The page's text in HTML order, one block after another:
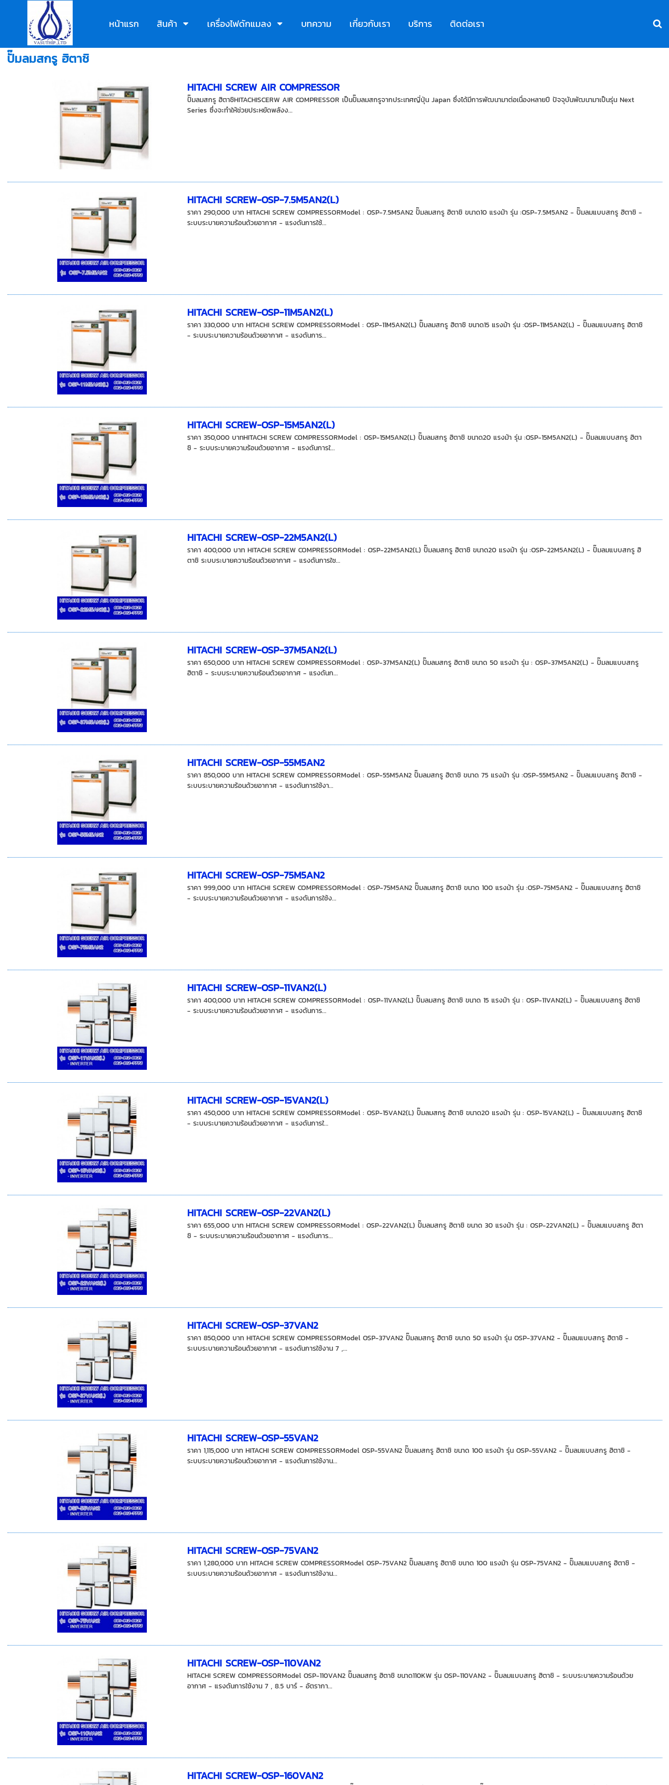
หน้าแรก สินค้า เครื่องไฟดักแมลง บทความ เกี่ยวกับเรา บริการ ติดต่อเรา
ปั๊มลมสกรู ฮิตาชิ
HITACHI SCREW AIR COMPRESSOR
ปั๊มลมสกรู ฮิตาชิHITACHISCERW AIR COMPRESSOR เป็นปั๊มลมสกรูจากประเทศญี่ปุ่น Japan ซึ่งได้มีการพัฒนามาต่อเนื่องหลายปี ปัจจุบันพัฒนามาเป็นรุ่น Next
Series ซึ่งจะทำให้ช่วยประหยัดพลังง...
HITACHI SCREW-OSP-7.5M5AN2(L)
ราคา 290,000 บาท HITACHI SCREW COMPRESSORModel : OSP-7.5M5AN2 ปั๊มลมสกรู ฮิตาชิ ขนาด10 แรงม้า รุ่น :OSP-7.5M5AN2 - ปั๊มลมแบบสกรู ฮิตาชิ -
ระบบระบายความร้อนด้วยอากาศ - แรงดันการใช้...
HITACHI SCREW-OSP-11M5AN2(L)
ราคา 330,000 บาท HITACHI SCREW COMPRESSORModel : OSP-11M5AN2(L) ปั๊มลมสกรู ฮิตาชิ ขนาด15 แรงม้า รุ่น :OSP-11M5AN2(L) - ปั๊มลมแบบสกรู ฮิตาชิ
- ระบบระบายความร้อนด้วยอากาศ - แรงดันการ...
HITACHI SCREW-OSP-15M5AN2(L)
ราคา 350,000 บาทHITACHI SCREW COMPRESSORModel : OSP-15M5AN2(L) ปั๊มลมสกรู ฮิตาชิ ขนาด20 แรงม้า รุ่น :OSP-15M5AN2(L) - ปั๊มลมแบบสกรู ฮิตา
ชิ - ระบบระบายความร้อนด้วยอากาศ - แรงดันการใ...
HITACHI SCREW-OSP-22M5AN2(L)
ราคา 400,000 บาท HITACHI SCREW COMPRESSORModel : OSP-22M5AN2(L) ปั๊มลมสกรู ฮิตาชิ ขนาด20 แรงม้า รุ่น :OSP-22M5AN2(L) - ปั๊มลมแบบสกรู ฮิ
ตาชิ ระบบระบายความร้อนด้วยอากาศ - แรงดันการใช...
HITACHI SCREW-OSP-37M5AN2(L)
ราคา 650,000 บาท HITACHI SCREW COMPRESSORModel : OSP-37M5AN2(L) ปั๊มลมสกรู ฮิตาชิ ขนาด 50 แรงม้า รุ่น : OSP-37M5AN2(L) - ปั๊มลมแบบสกรู
ฮิตาชิ - ระบบระบายความร้อนด้วยอากาศ - แรงดันก...
HITACHI SCREW-OSP-55M5AN2
ราคา 850,000 บาท HITACHI SCREW COMPRESSORModel : OSP-55M5AN2 ปั๊มลมสกรู ฮิตาชิ ขนาด 75 แรงม้า รุ่น :OSP-55M5AN2 - ปั๊มลมแบบสกรู ฮิตาชิ -
ระบบระบายความร้อนด้วยอากาศ - แรงดันการใช้งา...
HITACHI SCREW-OSP-75M5AN2
ราคา 999,000 บาท HITACHI SCREW COMPRESSORModel : OSP-75M5AN2 ปั๊มลมสกรู ฮิตาชิ ขนาด 100 แรงม้า รุ่น :OSP-75M5AN2 - ปั๊มลมแบบสกรู ฮิตาชิ
- ระบบระบายความร้อนด้วยอากาศ - แรงดันการใช้ง...
HITACHI SCREW-OSP-11VAN2(L)
ราคา 400,000 บาท HITACHI SCREW COMPRESSORModel : OSP-11VAN2(L) ปั๊มลมสกรู ฮิตาชิ ขนาด 15 แรงม้า รุ่น : OSP-11VAN2(L) - ปั๊มลมแบบสกรู ฮิตาชิ
- ระบบระบายความร้อนด้วยอากาศ - แรงดันการ...
HITACHI SCREW-OSP-15VAN2(L)
ราคา 450,000 บาท HITACHI SCREW COMPRESSORModel : OSP-15VAN2(L) ปั๊มลมสกรู ฮิตาชิ ขนาด20 แรงม้า รุ่น : OSP-15VAN2(L) - ปั๊มลมแบบสกรู ฮิตาชิ
- ระบบระบายความร้อนด้วยอากาศ - แรงดันการใ...
HITACHI SCREW-OSP-22VAN2(L)
ราคา 655,000 บาท HITACHI SCREW COMPRESSORModel : OSP-22VAN2(L) ปั๊มลมสกรู ฮิตาชิ ขนาด 30 แรงม้า รุ่น : OSP-22VAN2(L) - ปั๊มลมแบบสกรู ฮิตา
ชิ - ระบบระบายความร้อนด้วยอากาศ - แรงดันการ...
HITACHI SCREW-OSP-37VAN2
ราคา 850,000 บาท HITACHI SCREW COMPRESSORModel OSP-37VAN2 ปั๊มลมสกรู ฮิตาชิ ขนาด 50 แรงม้า รุ่น OSP-37VAN2 - ปั๊มลมแบบสกรู ฮิตาชิ -
ระบบระบายความร้อนด้วยอากาศ - แรงดันการใช้งาน 7 ,...
HITACHI SCREW-OSP-55VAN2
ราคา 1,115,000 บาท HITACHI SCREW COMPRESSORModel OSP-55VAN2 ปั๊มลมสกรู ฮิตาชิ ขนาด 100 แรงม้า รุ่น OSP-55VAN2 - ปั๊มลมแบบสกรู ฮิตาชิ -
ระบบระบายความร้อนด้วยอากาศ - แรงดันการใช้งาน...
HITACHI SCREW-OSP-75VAN2
ราคา 1,280,000 บาท HITACHI SCREW COMPRESSORModel OSP-75VAN2 ปั๊มลมสกรู ฮิตาชิ ขนาด 100 แรงม้า รุ่น OSP-75VAN2 - ปั๊มลมแบบสกรู ฮิตาชิ -
ระบบระบายความร้อนด้วยอากาศ - แรงดันการใช้งาน...
HITACHI SCREW-OSP-110VAN2
HITACHI SCREW COMPRESSORModel OSP-110VAN2 ปั๊มลมสกรู ฮิตาชิ ขนาด110KW รุ่น OSP-110VAN2 - ปั๊มลมแบบสกรู ฮิตาชิ - ระบบระบายความร้อนด้วย
อากาศ - แรงดันการใช้งาน 7 , 8.5 บาร์ - อัตรากา...
HITACHI SCREW-OSP-160VAN2